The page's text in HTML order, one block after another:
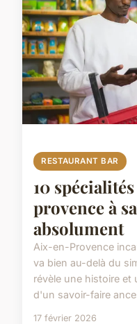
RESTAURANT BAR
10
provence à
absolument
Aix-en-Provence
va bien au-delà du
révèle une histoire
d'un savoir-faire
17 février 2026